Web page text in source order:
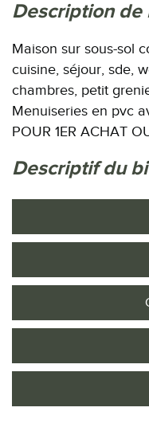
description
Maison sur sous-sol
cuisine, séjour, sde,
chambres, petit
Menuiseries en pvc
POUR 1ER ACHAT
descriptif du